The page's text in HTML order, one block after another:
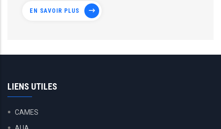
EN SAVOIR PLUS
LIENS UTILES
CAMES